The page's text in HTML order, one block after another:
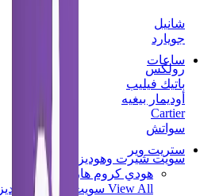
شانيل
جويارد
ساعات
رولكس
باتيك فيليب
أوديمار بيغيه
Cartier
سواتش
ستريت وير
سويت شيرت وهوديز
هودي كروم هارتس
View All سويت شيرت وهوديز